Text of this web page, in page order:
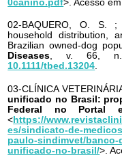
0canino.pdf>. Acesso
02-BAQUERO, O. S.
household distribution,
Brazilian owned-dog
Diseases, v. 66, n.
10.1111/tbed.13204.
03-CLÍNICA
unificado no Brasil:
Federal no Portal e-
<https://
es/sindicato-de-
paulo-sindimvet/banco-
unificado-no-brasil/>.